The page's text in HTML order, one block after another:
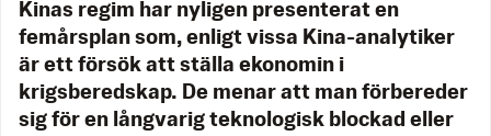
Kinas regim har nyligen presenterat en
femårsplan som, enligt vissa Kina-analytiker
är ett försök att ställa ekonomin i
krigsberedskap. De menar att man förbereder
sig för en långvarig teknologisk blockad eller